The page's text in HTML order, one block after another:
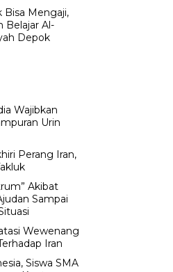
Bisa Mengaji,
Belajar Al-
Depok
Wajibkan
Urin
Perang Iran,
Akibat
Sampai
Wewenang
Iran
Siswa SMA